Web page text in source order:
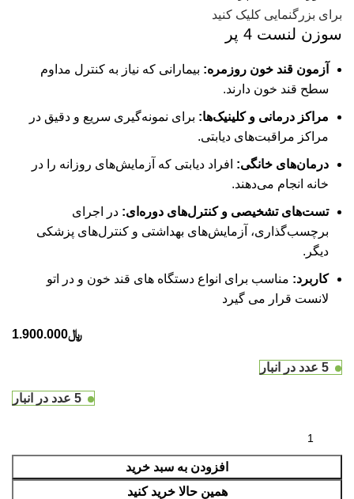
برای بزرگنمایی کلیک کنید
سوزن لنست 4 پر
آزمون قند خون روزمره: بیمارانی که نیاز به کنترل مداوم
سطح قند خون دارند.
مراکز درمانی و کلینیک‌ها: برای نمونه‌گیری سریع و دقیق در
مراکز مراقبت‌های دیابتی.
درمان‌های خانگی: افراد دیابتی که آزمایش‌های روزانه را در
خانه انجام می‌دهند.
تست‌های تشخیصی و کنترل‌های دوره‌ای: در اجرای
برچسب‌گذاری، آزمایش‌های بهداشتی و کنترل‌های پزشکی
دیگر.
کاربرد: مناسب برای انواع دستگاه های قند خون و در اتو
لانست قرار می گیرد
﷼1.900.000
5 عدد در انبار
5 عدد در انبار
افزودن به سبد خرید
همین حالا خرید کنید